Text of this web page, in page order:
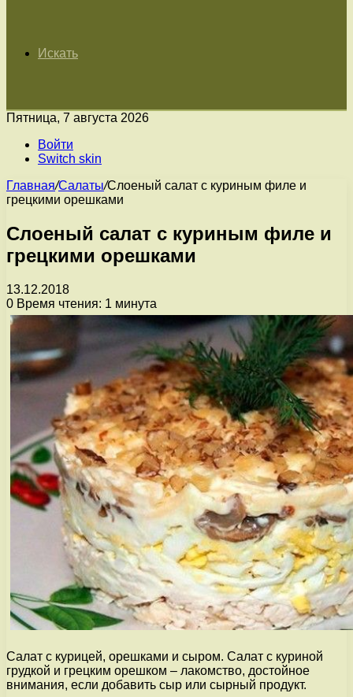
Искать
Пятница, 7 августа 2026
Войти
Switch skin
Главная/Салаты/Слоеный салат с куриным филе и
грецкими орешками
Слоеный салат с куриным филе и
грецкими орешками
13.12.2018
0 Время чтения: 1 минута
Салат с курицей, орешками и сыром. Салат с куриной
грудкой и грецким орешком – лакомство, достойное
внимания, если добавить сыр или сырный продукт.